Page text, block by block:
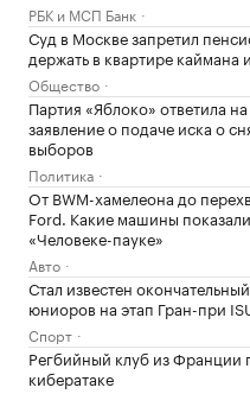
РБК и МСП Банк
Суд в Москве запретил
держать в квартире каймана
Общество
Партия «Яблоко» ответила на
заявление о подаче иска о
выборов
Политика
От BWM-хамелеона до
Ford. Какие машины
«Человеке-пауке»
Авто
Стал известен
юниоров на этап Гран-при
Спорт
Регбийный клуб из Франции
кибератаке